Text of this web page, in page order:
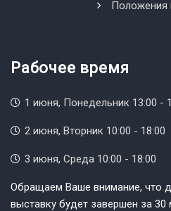
Положения
Рабочее время
1 июня, Понедельник 13:00 -
2 июня, Вторник 10:00 - 18:00
3 июня, Среда 10:00 - 18:00
Обращаем Ваше внимание, что
выставку будет завершен за